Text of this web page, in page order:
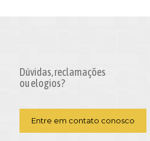
Dúvidas, reclamações
ou elogios?
Entre em contato conosco